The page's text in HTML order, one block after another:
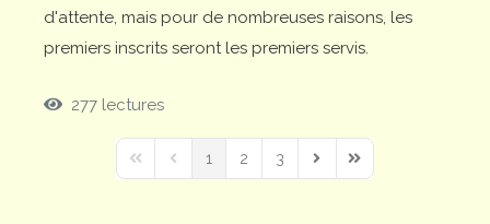
d'attente, mais pour de nombreuses raisons, les
premiers inscrits seront les premiers servis.
277 lectures
First PagePrevious Page
1 2 3
Next PageLast Page